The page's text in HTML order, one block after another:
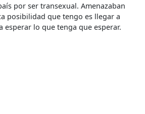
por ser transexual. Amenazaban
posibilidad que tengo es llegar a
esperar lo que tenga que esperar.